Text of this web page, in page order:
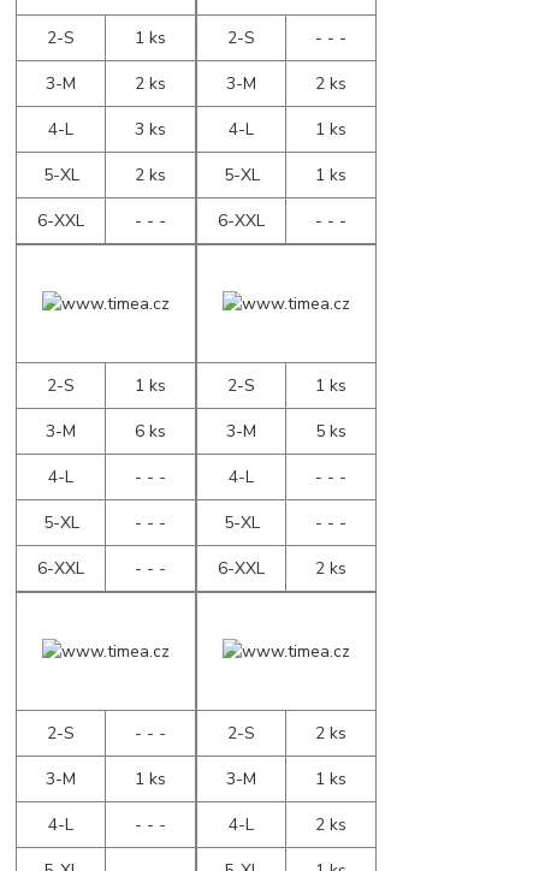
2-S
1 ks
3-M
2 ks
4-L
3 ks
5-XL
2 ks
6-XXL
- - -
2-S
- - -
3-M
2 ks
4-L
1 ks
5-XL
1 ks
6-XXL
- - -
2-S
1 ks
3-M
6 ks
4-L
- - -
5-XL
- - -
6-XXL
- - -
2-S
1 ks
3-M
5 ks
4-L
- - -
5-XL
- - -
6-XXL
2 ks
2-S
- - -
3-M
1 ks
4-L
- - -
2-S
2 ks
3-M
1 ks
4-L
2 ks